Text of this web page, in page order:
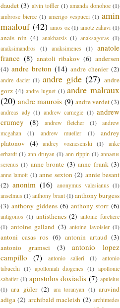
daudet (3) alvin toffler (1) amanda donohoe (1)
ambrose bierce (1) amerigo vespucci (1) amin
maalouf (42) amos oz (1) amotz zahavi (1)
anais nin (4) anakharsis (1) anaksagoras (1)
anaksimandros
(1) anaksimenes (1) anatole
france (8) anatoli ribakov (6) andersen
(4) andre breton (14) andre chenier (2)
andre dacier (1) andre gide (27) andre
gorz (4) andre luguet (1) andre malraux
(20) andre maurois (9) andre verdet(3)
andreas ady (1) andrew carnegie (1) andrew
crumey
(8) andrew fletcher (1)
andrew
mcgahan
(1) andrew mueller (1)
andrey
platonov (4) andrey voznesenski (1)
anke
erhardt (1) ann druyan (1) ann rippin (1) annaeus
serenus (1) anne bronte (3) anne frank (3)
anne lamott (1) anne sexton (2) annie besant
(2) anonim (16) anonymus valesianus (1)
anselmus (1) anthony brant (1) anthony burgess
(3) anthony giddens (6) anthony storr (6)
antigonos (1) antisthenes (2) antoine furetiere
(1) antoine galland (3) antoine lavoisier (1)
antoni casas ros (6) antonin artaud (3)
antonio gramsci
(3)
antonio lopez
campillo
(7) antonio salieri (1)
antonio
tabucchi (1) apollonialı diogenes (1) apollonie
sabatier (1) apostolos doxiadis (7) apuleius
(1) ara güler (2) ara toranyan (1) aravind
adiga (2) archibald macleish (2) archimedes